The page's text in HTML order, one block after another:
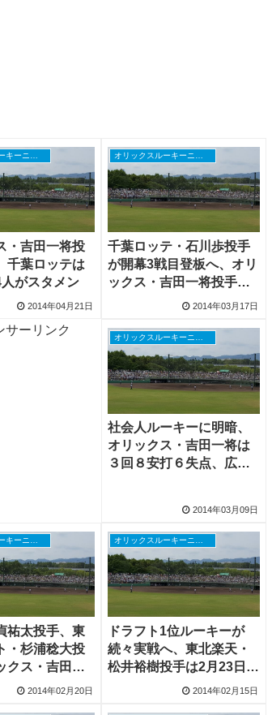
・吉田一将投
千葉ロッテは
がスタメン
2014年04月21日
千葉ロッテ・石川歩投手
が開幕3戦目登板へ、オリ
ックス・吉田一将投手は2
2014年03月17日
サーリンク
社会人ルーキーに明暗、
オリックス・吉田一将は
３回８安打６失点、広
2014年03月09日
祐太投手、東
・杉浦稔大投
クス・吉田一
にプロの洗礼
2014年02月20日
ドラフト1位ルーキーが
続々実戦へ、東北楽天・
松井裕樹投手は2月23日、
オリックス・吉田一将投
2014年02月15日